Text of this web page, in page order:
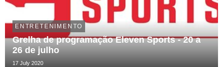
ENTRETENIMENTO
Grelha de programação Eleven Sports - 20 a
26 de julho
17 July 2020